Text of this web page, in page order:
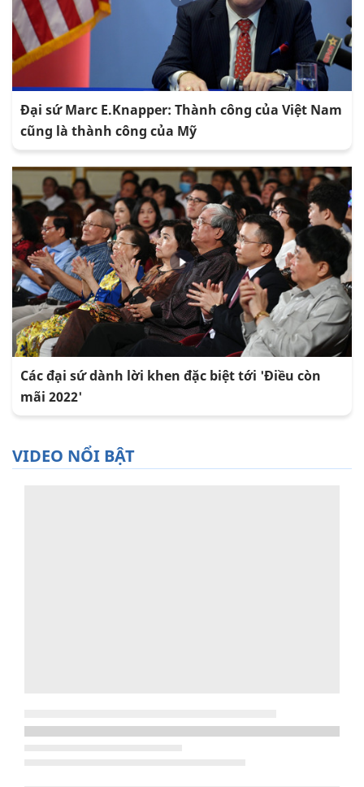
Đại sứ Marc E.Knapper: Thành công của Việt Nam
cũng là thành công của Mỹ
Các đại sứ dành lời khen đặc biệt tới 'Điều còn
mãi 2022'
VIDEO NỔI BẬT